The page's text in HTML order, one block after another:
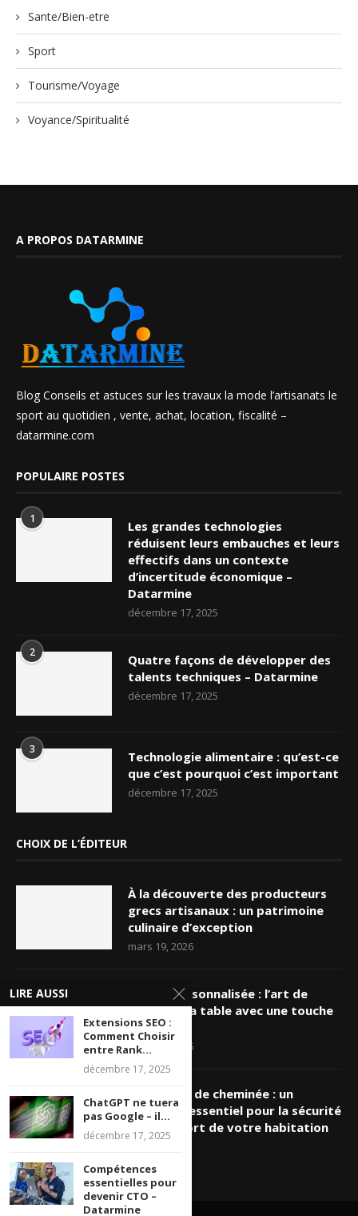
Sante/Bien-etre
Sport
Tourisme/Voyage
Voyance/Spiritualité
A PROPOS DATARMINE
Blog Conseils et astuces sur les travaux la mode l’artisanats le
sport au quotidien , vente, achat, location, fiscalité –
datarmine.com
POPULAIRE POSTES
1
Les grandes technologies
réduisent leurs embauches et leurs
effectifs dans un contexte
d’incertitude économique –
Datarmine
décembre 17, 2025
2
Quatre façons de développer des
talents techniques – Datarmine
décembre 17, 2025
3
Technologie alimentaire : qu’est-ce
que c’est pourquoi c’est important
décembre 17, 2025
CHOIX DE L’ÉDITEUR
À la découverte des producteurs
grecs artisanaux : un patrimoine
culinaire d’exception
mars 19, 2026
Nappe personnalisée : l’art de
sublimer sa table avec une touche
unique
mars 16, 2026
Ramonage de cheminée : un
entretien essentiel pour la sécurité
et le confort de votre habitation
LIRE AUSSI
Extensions SEO :
Comment Choisir
entre Rank...
décembre 17, 2025
ChatGPT ne tuera
pas Google – il...
décembre 17, 2025
Compétences
essentielles pour
devenir CTO –
Datarmine